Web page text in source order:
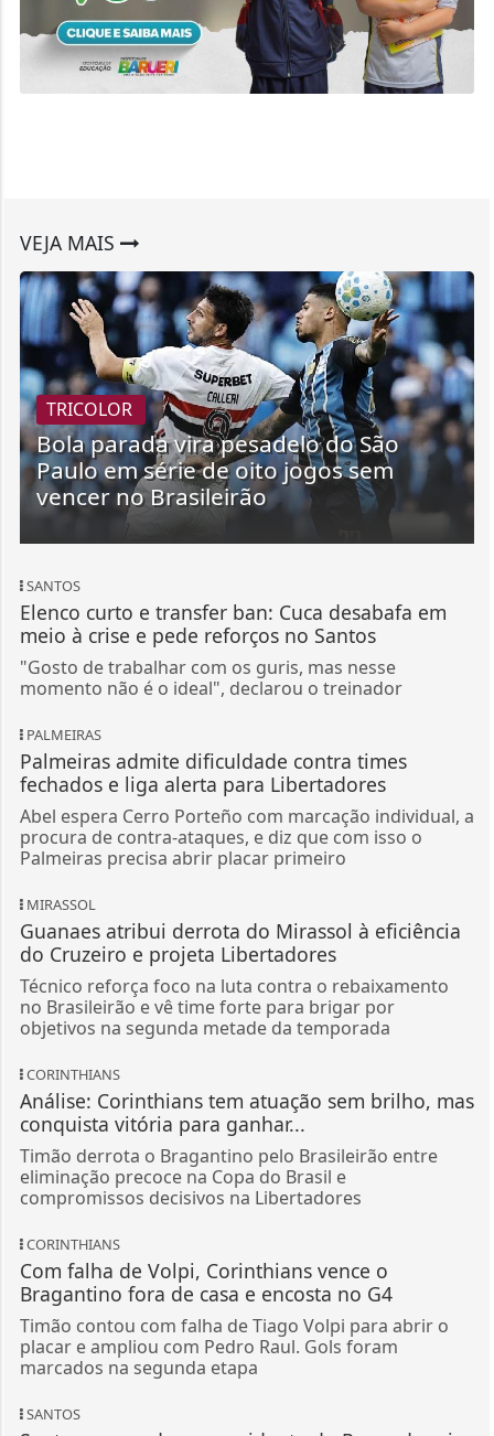
VEJA MAIS
TRICOLOR
Bola parada vira pesadelo do São
Paulo em série de oito jogos sem
vencer no Brasileirão
SANTOS
Elenco curto e transfer ban: Cuca desabafa em
meio à crise e pede reforços no Santos
"Gosto de trabalhar com os guris, mas nesse
momento não é o ideal", declarou o treinador
PALMEIRAS
Palmeiras admite dificuldade contra times
fechados e liga alerta para Libertadores
Abel espera Cerro Porteño com marcação individual, a
procura de contra-ataques, e diz que com isso o
Palmeiras precisa abrir placar primeiro
MIRASSOL
Guanaes atribui derrota do Mirassol à eficiência
do Cruzeiro e projeta Libertadores
Técnico reforça foco na luta contra o rebaixamento
no Brasileirão e vê time forte para brigar por
objetivos na segunda metade da temporada
CORINTHIANS
Análise: Corinthians tem atuação sem brilho, mas
conquista vitória para ganhar...
Timão derrota o Bragantino pelo Brasileirão entre
eliminação precoce na Copa do Brasil e
compromissos decisivos na Libertadores
CORINTHIANS
Com falha de Volpi, Corinthians vence o
Bragantino fora de casa e encosta no G4
Timão contou com falha de Tiago Volpi para abrir o
placar e ampliou com Pedro Raul. Gols foram
marcados na segunda etapa
SANTOS